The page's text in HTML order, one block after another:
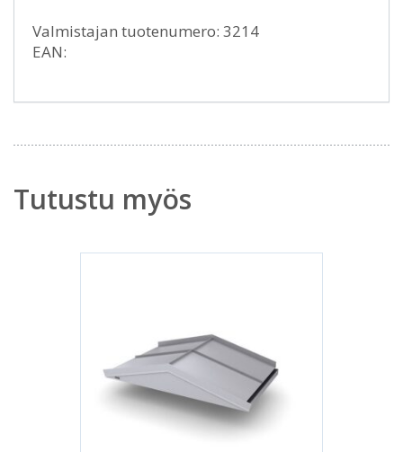
Valmistajan tuotenumero: 3214
EAN:
Tutustu myös